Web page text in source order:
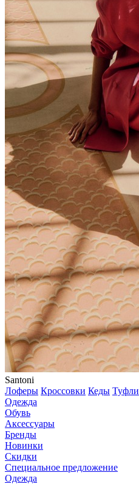
Santoni
Лоферы Кроссовки Кеды Туфли
Одежда
Обувь
Аксессуары
Бренды
Новинки
Скидки
Специальное предложение
Одежда